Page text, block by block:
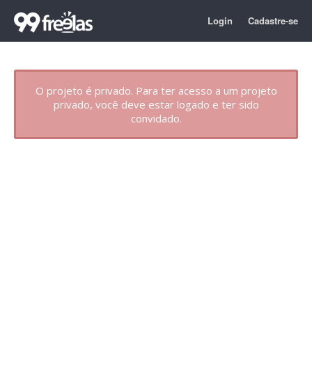
Login Cadastre-se
O projeto é privado. Para ter acesso a um projeto
privado, você deve estar logado e ter sido
convidado.